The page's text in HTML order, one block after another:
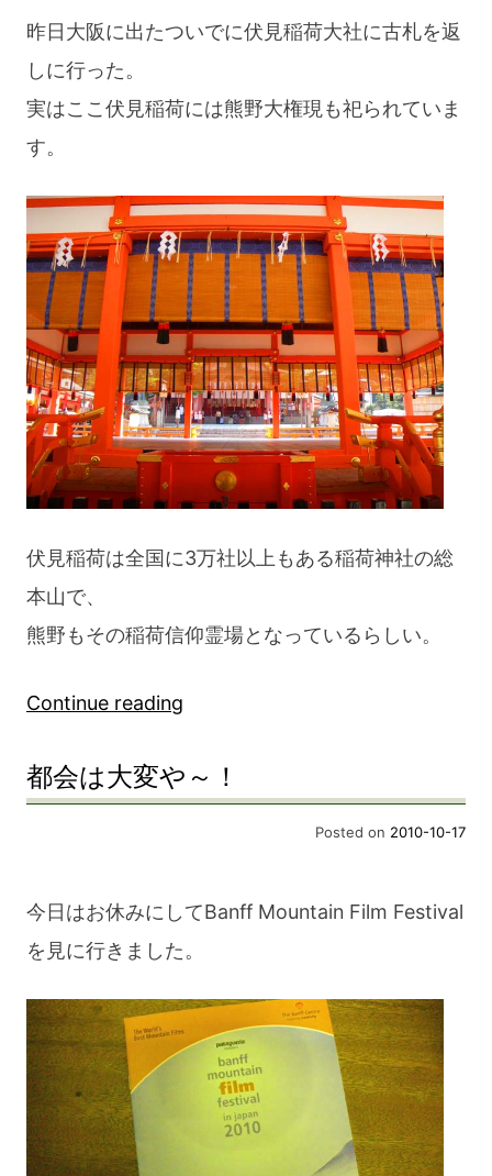
昨日大阪に出たついでに伏見稲荷大社に古札を返
しに行った。
実はここ伏見稲荷には熊野大権現も祀られていま
す。
伏見稲荷は全国に3万社以上もある稲荷神社の総
本山で、
熊野もその稲荷信仰霊場となっているらしい。
Continue reading
稲
都会は大変や～！
Posted on 2010-10-17
今日はお休みにしてBanff Mountain Film Festival
を見に行きました。